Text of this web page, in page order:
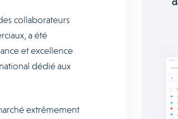
collaborateurs
a été
et excellence
dédié aux
extrêmement